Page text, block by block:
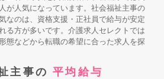
が人気になっています。社会福祉主事の
なのは、資格支援・正社員で給与が安定
る方が多いです。介護求人セレクトでは
態などから転職の希望に合った求人を探
主事の平均給与